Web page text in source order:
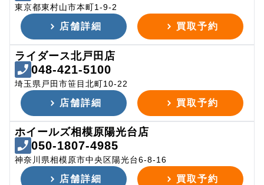
東京都東村山市本町1-9-2
店舗詳細 買取予約
ライダース北戸田店
048-421-5100
埼玉県戸田市笹目北町10-22
店舗詳細 買取予約
ホイールズ相模原陽光台店
050-1807-4985
神奈川県相模原市中央区陽光台6-8-16
店舗詳細 買取予約